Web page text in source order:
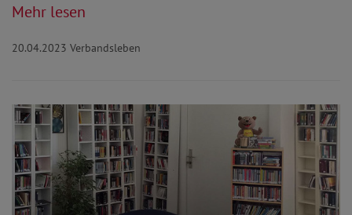
Mehr lesen
20.04.2023 Verbandsleben